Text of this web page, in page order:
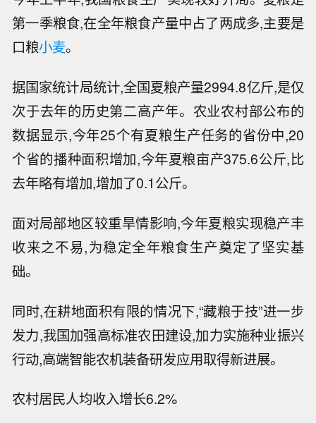
第一季粮食,在全年粮食产量中占了两成多,主要是
口粮小麦。
据国家统计局统计,全国夏粮产量2994.8亿斤,是仅
次于去年的历史第二高产年。农业农村部公布的
数据显示,今年25个有夏粮生产任务的省份中,20
个省的播种面积增加,今年夏粮亩产375.6公斤,比
去年略有增加,增加了0.1公斤。
面对局部地区较重旱情影响,今年夏粮实现稳产丰
收来之不易,为稳定全年粮食生产奠定了坚实基
础。
同时,在耕地面积有限的情况下,“藏粮于技”进一步
发力,我国加强高标准农田建设,加力实施种业振兴
行动,高端智能农机装备研发应用取得新进展。
农村居民人均收入增长6.2%